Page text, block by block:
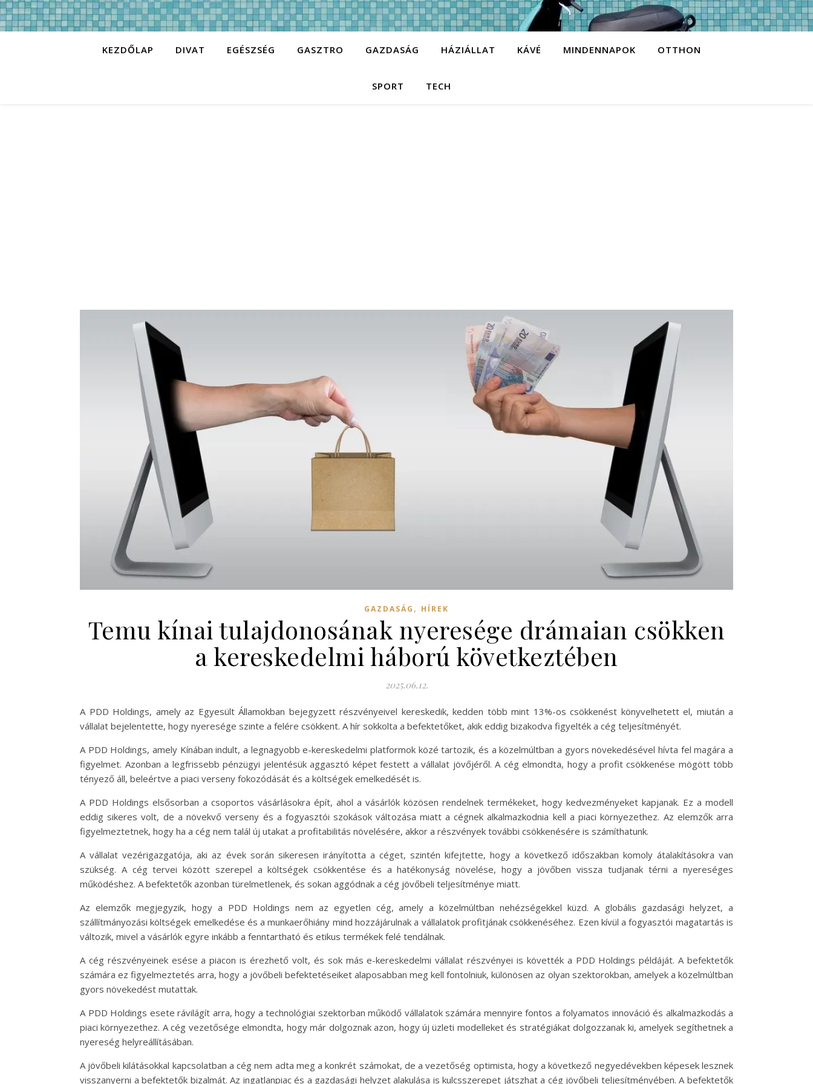
KEZDŐLAP DIVAT EGÉSZSÉG GASZTRO GAZDASÁG HÁZIÁLLAT KÁVÉ MINDENNAPOK OTTHON
SPORT TECH
GAZDASÁG , HÍREK
Temu kínai tulajdonosának nyeresége drámaian csökken
a kereskedelmi háború következtében
2025.06.12.
A PDD Holdings, amely az Egyesült Államokban bejegyzett részvényeivel kereskedik, kedden több mint 13%-os csökkenést könyvelhetett el, miután a
vállalat bejelentette, hogy nyeresége szinte a felére csökkent. A hír sokkolta a befektetőket, akik eddig bizakodva figyelték a cég teljesítményét.
A PDD Holdings, amely Kínában indult, a legnagyobb e-kereskedelmi platformok közé tartozik, és a közelmúltban a gyors növekedésével hívta fel magára a
figyelmet. Azonban a legfrissebb pénzügyi jelentésük aggasztó képet festett a vállalat jövőjéről. A cég elmondta, hogy a profit csökkenése mögött több
tényező áll, beleértve a piaci verseny fokozódását és a költségek emelkedését is.
A PDD Holdings elsősorban a csoportos vásárlásokra épít, ahol a vásárlók közösen rendelnek termékeket, hogy kedvezményeket kapjanak. Ez a modell
eddig sikeres volt, de a növekvő verseny és a fogyasztói szokások változása miatt a cégnek alkalmazkodnia kell a piaci környezethez. Az elemzők arra
figyelmeztetnek, hogy ha a cég nem talál új utakat a profitabilitás növelésére, akkor a részvények további csökkenésére is számíthatunk.
A vállalat vezérigazgatója, aki az évek során sikeresen irányította a céget, szintén kifejtette, hogy a következő időszakban komoly átalakításokra van
szükség. A cég tervei között szerepel a költségek csökkentése és a hatékonyság növelése, hogy a jövőben vissza tudjanak térni a nyereséges
működéshez. A befektetők azonban türelmetlenek, és sokan aggódnak a cég jövőbeli teljesítménye miatt.
Az elemzők megjegyzik, hogy a PDD Holdings nem az egyetlen cég, amely a közelmúltban nehézségekkel küzd. A globális gazdasági helyzet, a
szállítmányozási költségek emelkedése és a munkaerőhiány mind hozzájárulnak a vállalatok profitjának csökkenéséhez. Ezen kívül a fogyasztói magatartás is
változik, mivel a vásárlók egyre inkább a fenntartható és etikus termékek felé tendálnak.
A cég részvényeinek esése a piacon is érezhető volt, és sok más e-kereskedelmi vállalat részvényei is követték a PDD Holdings példáját. A befektetők
számára ez figyelmeztetés arra, hogy a jövőbeli befektetéseiket alaposabban meg kell fontolniuk, különösen az olyan szektorokban, amelyek a közelmúltban
gyors növekedést mutattak.
A PDD Holdings esete rávilágít arra, hogy a technológiai szektorban működő vállalatok számára mennyire fontos a folyamatos innováció és alkalmazkodás a
piaci környezethez. A cég vezetősége elmondta, hogy már dolgoznak azon, hogy új üzleti modelleket és stratégiákat dolgozzanak ki, amelyek segíthetnek a
nyereség helyreállításában.
A jövőbeli kilátásokkal kapcsolatban a cég nem adta meg a konkrét számokat, de a vezetőség optimista, hogy a következő negyedévekben képesek lesznek
visszanyerni a befektetők bizalmát. Az ingatlanpiac és a gazdasági helyzet alakulása is kulcsszerepet játszhat a cég jövőbeli teljesítményében. A befektetők